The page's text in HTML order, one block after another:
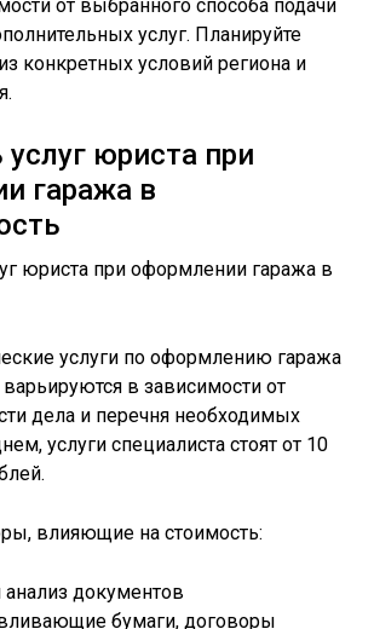
от выбранного способа подачи
услуг. Планируйте
конкретных условий региона и
юриста при
гаража в
услуги по оформлению гаража
в зависимости от
дела и перечня необходимых
услуги специалиста стоят от 10
влияющие на стоимость:
анализ документов
бумаги, договоры